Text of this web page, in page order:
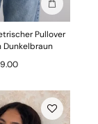
In die
Pullover
Dunkelbraun